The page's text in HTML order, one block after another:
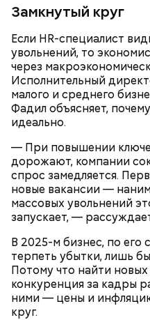
Замкнутый круг
Если HR-специалист
увольнений, то
через
Исполнительный
малого и среднего
Фадил объясняет,
идеально.
— При повышении
дорожают, компании
спрос замедляется.
новые вакансии —
массовых увольнений
запускает, —
В 2025-м бизнес, по его
терпеть убытки, лишь
Потому что найти
конкуренция за кадры
ними — цены и
круг.
курица;
кабачок;
рыбный соус;
соевый соус;
кисло-сладкий соус;
болгарский перец;
морковь.
к ней добавляем соевый
нарезаем полосками,
добавляем болгарский
обжариваем, —
Иногда дыню
удобрениями, чтобы
Поэтому не стоит
пока не начался сезон
доктор.
— Сегодня контроль за
стал значительно
назад. Но он есть
точках продаж. Дыню
магазинах, где есть все
ее хранения. Если вы
машины или в ларьке
гарантий дать не
покупать дыню, как и
супермаркетах, где
должна быть упакована
отравления, —